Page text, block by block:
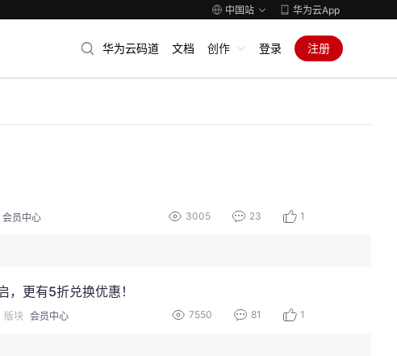
中国站 华为云App
华为云码道 文档 创作 登录 注册
会员中心 3005 23 1
，更有5折兑换优惠！
版块 会员中心 7550 81 1